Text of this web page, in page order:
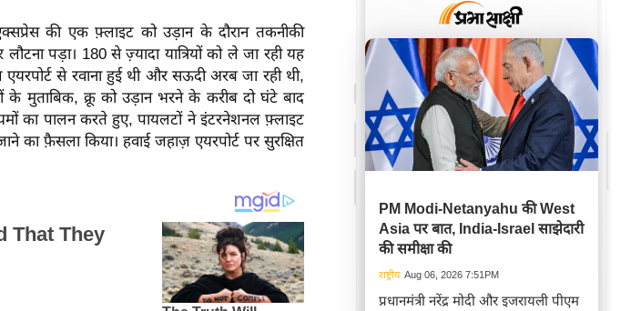
की एक फ़्लाइट को उड़ान के दौरान तकनीकी
पड़ा। 180 से ज़्यादा यात्रियों को ले जा रही यह
से रवाना हुई थी और सऊदी अरब जा रही थी,
के मुताबिक, क्रू को उड़ान भरने के करीब दो घंटे बाद
का पालन करते हुए, पायलटों ने इंटरनेशनल फ़्लाइट
का फ़ैसला किया। हवाई जहाज़ एयरपोर्ट पर सुरक्षित
PM Modi-Netanyahu की West
Asia पर बात, India-Israel साझेदारी
की समीक्षा की
राष्ट्रीय Aug 06, 2026 7:51PM
प्रधानमंत्री नरेंद्र मोदी और इजरायली पीएम